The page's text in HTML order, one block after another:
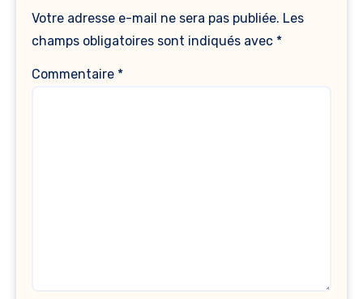
Votre adresse e-mail ne sera pas publiée. Les
champs obligatoires sont indiqués avec *
Commentaire *